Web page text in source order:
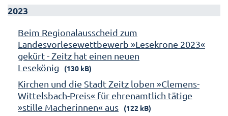
2023
Beim Regionalausscheid zum
Landesvorlesewettbewerb »Lesekrone 2023«
gekürt - Zeitz hat einen neuen
Lesekönig
(130 kB)
Kirchen und die Stadt Zeitz loben »Clemens-
Wittelsbach-Preis« für ehrenamtlich tätige
»stille Macherinnen« aus
(122 kB)